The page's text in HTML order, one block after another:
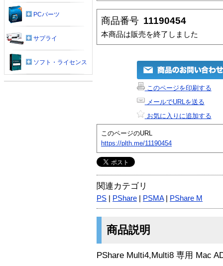
商品番号 11190454
本商品は販売を終了しました
このページを印刷する
メールでURLを送る
お気に入りに追加する
このページのURL
https://plth.me/11190454
関連カテゴリ
PS PShare PSMA| PShare M
商品説明
PShare Multi4,Multi8 専用 Mac
PCパーツ
サプライ
ソフト・ライセンス